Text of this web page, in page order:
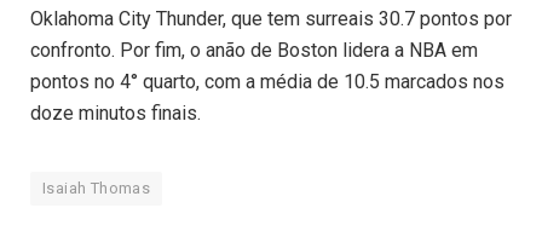
Oklahoma City Thunder, que tem surreais 30.7 pontos por
confronto. Por fim, o anão de Boston lidera a NBA em
pontos no 4° quarto, com a média de 10.5 marcados nos
doze minutos finais.
Isaiah Thomas